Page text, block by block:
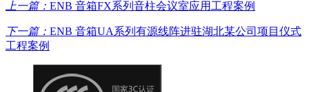
上一篇： ENB 音箱FX系列音柱会议室应用工程案例
下一篇： ENB 音箱UA系列有源线阵进驻湖北某公司项目仪式
工程案例